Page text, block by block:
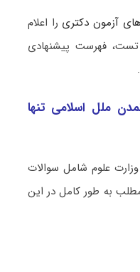
آزمون دکتری را اعلام
فهرست پیشنهادی
ملل اسلامی تنها
علوم شامل سوالات
به طور کامل در این